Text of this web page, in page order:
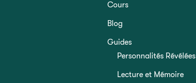
Cours
Blog
Guides
Personnalités Révélées
Lecture et Mémoire